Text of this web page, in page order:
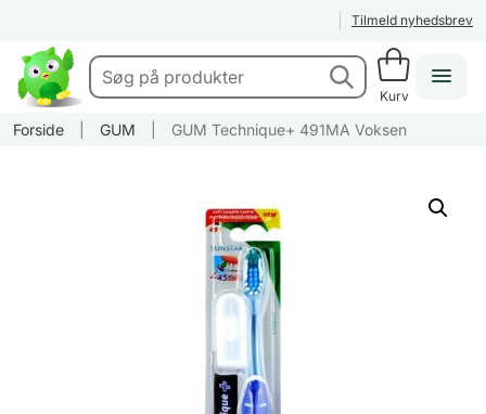
Tilmeld nyhedsbrev
Kurv
Forside GUM GUM Technique+ 491MA Voksen